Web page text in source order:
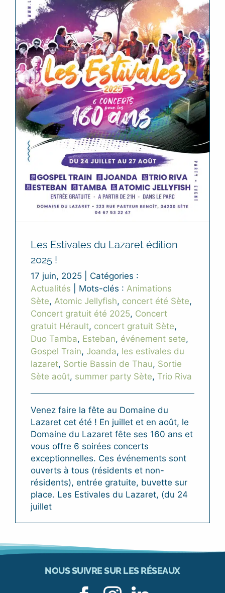
Les Estivales du Lazaret édition
2025 !
17 juin, 2025
Catégories :
Actualités
Mots-clés : Animations
Sète, Atomic Jellyfish, concert été Sète,
Concert gratuit été 2025, Concert
gratuit Hérault, concert gratuit Sète,
Duo Tamba, Esteban, événement sete,
Gospel Train, Joanda, les estivales du
lazaret, Sortie Bassin de Thau, Sortie
Sète août, summer party Sète, Trio Riva
Venez faire la fête au Domaine du
Lazaret cet été ! En juillet et en août, le
Domaine du Lazaret fête ses 160 ans et
vous offre 6 soirées concerts
exceptionnelles. Ces événements sont
ouverts à tous (résidents et non-
résidents), entrée gratuite, buvette sur
place. Les Estivales du Lazaret, (du 24
juillet
NOUS SUIVRE SUR LES RÉSEAUX